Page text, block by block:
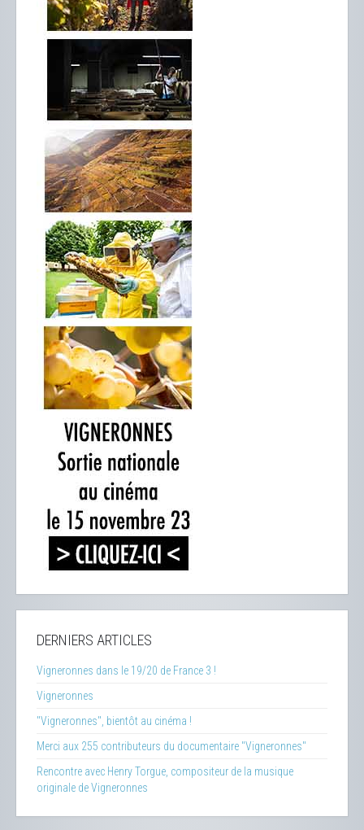
DERNIERS ARTICLES
Vigneronnes dans le 19/20 de France 3 !
Vigneronnes
"Vigneronnes", bientôt au cinéma !
Merci aux 255 contributeurs du documentaire "Vigneronnes"
Rencontre avec Henry Torgue, compositeur de la musique
originale de Vigneronnes